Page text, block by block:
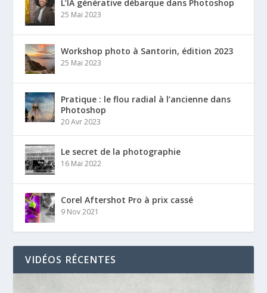
L’IA générative débarque dans Photoshop
25 Mai 2023
Workshop photo à Santorin, édition 2023
25 Mai 2023
Pratique : le flou radial à l’ancienne dans
Photoshop
20 Avr 2023
Le secret de la photographie
16 Mai 2022
Corel Aftershot Pro à prix cassé
9 Nov 2021
VIDÉOS RÉCENTES